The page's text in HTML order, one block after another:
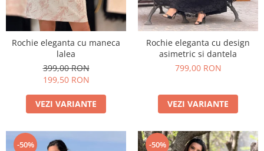
Rochie eleganta cu maneca
lalea
399,00 RON
199,50 RON
VEZI VARIANTE
Rochie eleganta cu design
asimetric si dantela
799,00 RON
VEZI VARIANTE
-50% -50%